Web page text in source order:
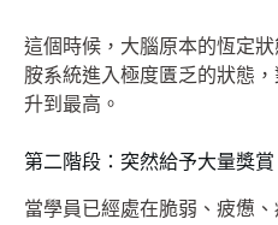
這個時候，大腦原本的恆定
胺系統進入極度匱乏的狀態
升到最高。
第二階段：突然給予大量獎賞
當學員已經處在脆弱、疲憊